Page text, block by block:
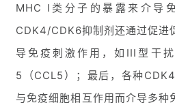
MHC I类分子的暴露来介导
CDK4/CDK6抑制剂还通过促进
导免疫刺激作用，如III型干
5（CCL5）；最后，各种
与免疫细胞相互作用而介导多种